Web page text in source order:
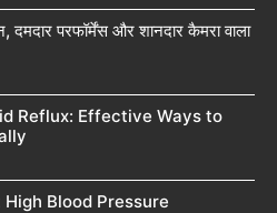
परफॉर्मेंस और शानदार कैमरा वाला
Reflux: Effective Ways to
Blood Pressure